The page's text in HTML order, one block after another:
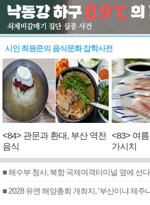
시인 최원준의 음식문화 잡학사전
<84> 관문과 환대, 부산 역전
음식
<83> 여
가시치
■ 해수부 청사, 북항 국제여객터미널 옆에 선
■ 2028 유엔 해양총회 개최지, ‘부산이냐 제주